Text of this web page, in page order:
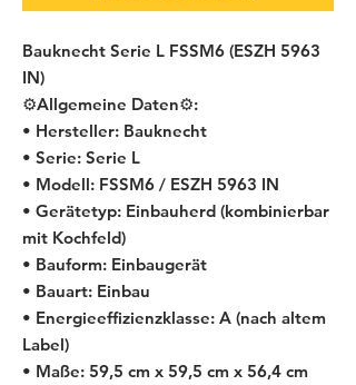
Bauknecht Serie L FSSM6 (ESZH 5963
IN)
⚙️Allgemeine Daten⚙️:
• Hersteller: Bauknecht
• Serie: Serie L
• Modell: FSSM6 / ESZH 5963 IN
• Gerätetyp: Einbauherd (kombinierbar
mit Kochfeld)
• Bauform: Einbaugerät
• Bauart: Einbau
• Energieeffizienzklasse: A (nach altem
Label)
• Maße: 59,5 cm x 59,5 cm x 56,4 cm